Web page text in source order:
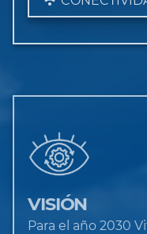
VISIÓN
Para el año 2030